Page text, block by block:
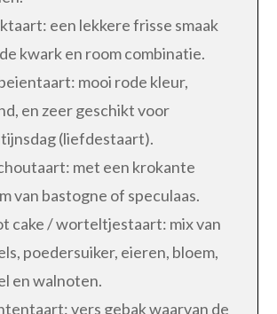
een lekkere frisse smaak
kwark en room combinatie.
mooi rode kleur,
en zeer geschikt voor
(liefdestaart).
met een krokante
van bastogne of speculaas.
cake / worteltjestaart: mix van
poedersuiker, eieren, bloem,
en walnoten.
vers gebak waarvan de